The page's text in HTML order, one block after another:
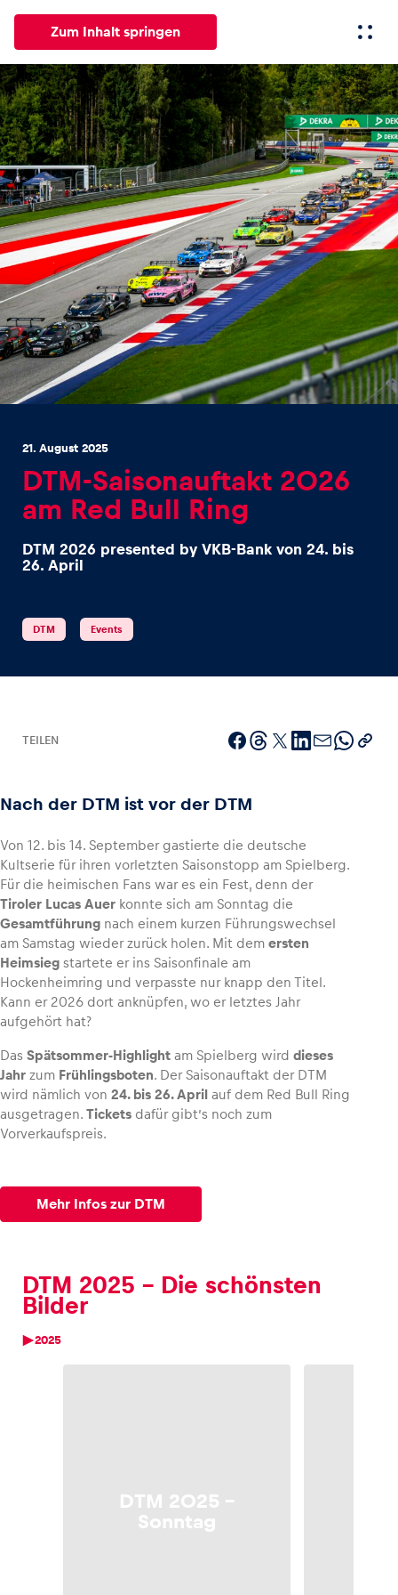
Zum Inhalt springen
Alle News Events Erlebnisse Seiten
News
Alle anzeigen
Events
Alle anzeigen
Erlebnisse
Alle anzeigen
Alle anzeigen
Fahrzeug
Alle anzeigen
Business
Alle anzeigen
21. August 2025
DTM-Saisonauftakt 2026
am Red Bull Ring
DTM 2026 presented by VKB-Bank von 24. bis
26. April
DTM Events
TEILEN
Nach der DTM ist vor der DTM
Von 12. bis 14. September gastierte die deutsche
Kultserie für ihren vorletzten Saisonstopp am Spielberg.
Für die heimischen Fans war es ein Fest, denn der
Tiroler Lucas Auer konnte sich am Sonntag die
Gesamtführung nach einem kurzen Führungswechsel
am Samstag wieder zurück holen. Mit dem ersten
Heimsieg startete er ins Saisonfinale am
Hockenheimring und verpasste nur knapp den Titel.
Kann er 2026 dort anknüpfen, wo er letztes Jahr
aufgehört hat?
Das Spätsommer-Highlight am Spielberg wird dieses
Jahr zum Frühlingsboten. Der Saisonauftakt der DTM
wird nämlich von 24. bis 26. April auf dem Red Bull Ring
ausgetragen. Tickets dafür gibt’s noch zum
Vorverkaufspreis.
Mehr Infos zur DTM
DTM 2025 - Die schönsten
Bilder
2025
DTM 2025 –
Sonntag